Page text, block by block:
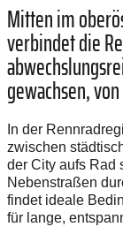
Mitten im
verbindet die
gewachsen,
In der
zwischen
der City aufs Rad
Nebenstraßen
findet ideale
für lange,